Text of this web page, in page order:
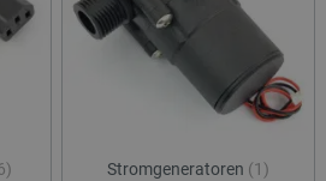
Stromgeneratoren (1)